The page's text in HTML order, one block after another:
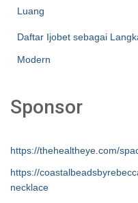
Luang
Daftar Ijobet sebagai
Modern
Sponsor
https://thehealtheye.com/
https://
necklace